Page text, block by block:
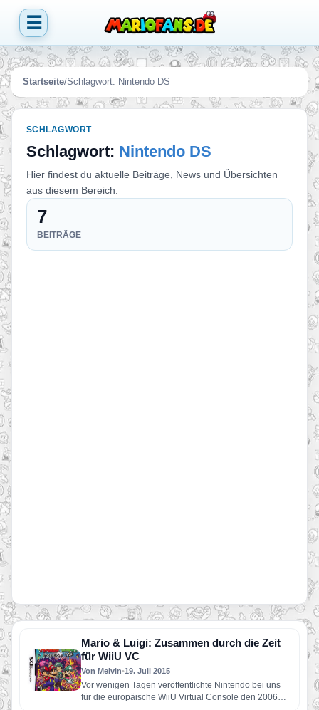
☰
Startseite/Schlagwort: Nintendo DS
SCHLAGWORT
Schlagwort: Nintendo DS
Hier findest du aktuelle Beiträge, News und Übersichten
aus diesem Bereich.
7
BEITRÄGE
Mario & Luigi: Zusammen durch die Zeit
für WiiU VC
Von Melvin•19. Juli 2015
Vor wenigen Tagen veröffentlichte Nintendo bei uns
für die europäische WiiU Virtual Console den 2006